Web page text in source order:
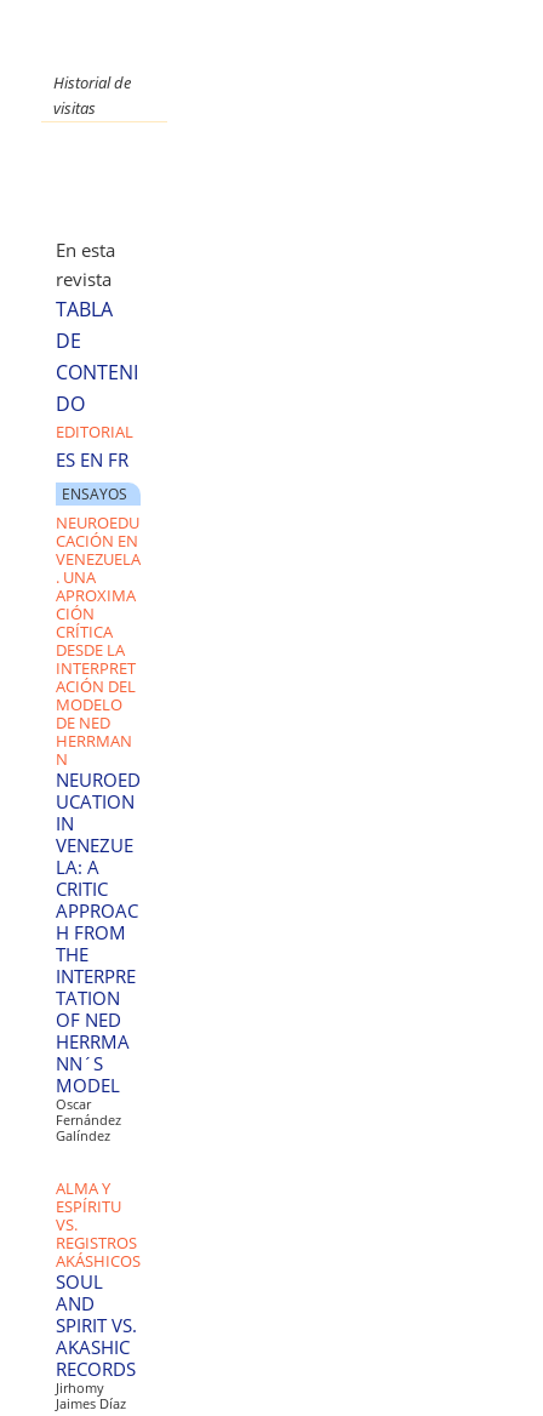
Historial de
visitas
En esta
revista
TABLA
DE
CONTENI
DO
EDITORIAL
ES EN FR
ENSAYOS
NEUROEDU
CACIÓN EN
VENEZUELA
. UNA
APROXIMA
CIÓN
CRÍTICA
DESDE LA
INTERPRET
ACIÓN DEL
MODELO
DE NED
HERRMAN
N
NEUROED
UCATION
IN
VENEZUE
LA: A
CRITIC
APPROAC
H FROM
THE
INTERPRE
TATION
OF NED
HERRMA
NN´S
MODEL
Oscar
Fernández
Galíndez
ALMA Y
ESPÍRITU
VS.
REGISTROS
AKÁSHICOS
SOUL
AND
SPIRIT VS.
AKASHIC
RECORDS
Jirhomy
Jaimes Díaz